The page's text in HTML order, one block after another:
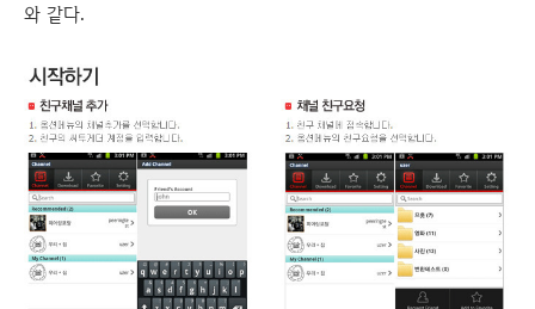
와 같다.